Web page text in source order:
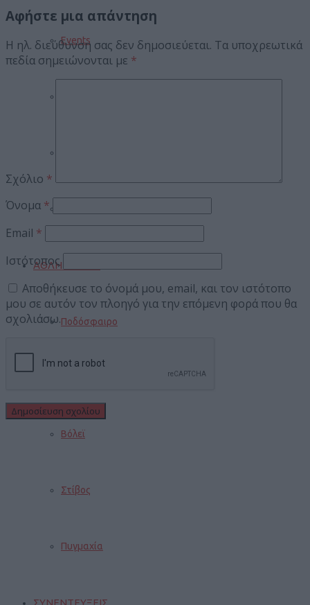
Events
ΑΘΛΗΤΙΣΜΟΣ
Ποδόσφαιρο
Βόλεϊ
Στίβος
Πυγμαχία
ΣΥΝΕΝΤΕΥΞΕΙΣ
Αφήστε μια απάντηση
Η ηλ. διεύθυνση σας δεν δημοσιεύεται. Τα υποχρεωτικά
πεδία σημειώνονται με *
Σχόλιο *
Όνομα *
Email *
Ιστότοπος
Αποθήκευσε το όνομά μου, email, και τον ιστότοπο
μου σε αυτόν τον πλοηγό για την επόμενη φορά που θα
σχολιάσω.